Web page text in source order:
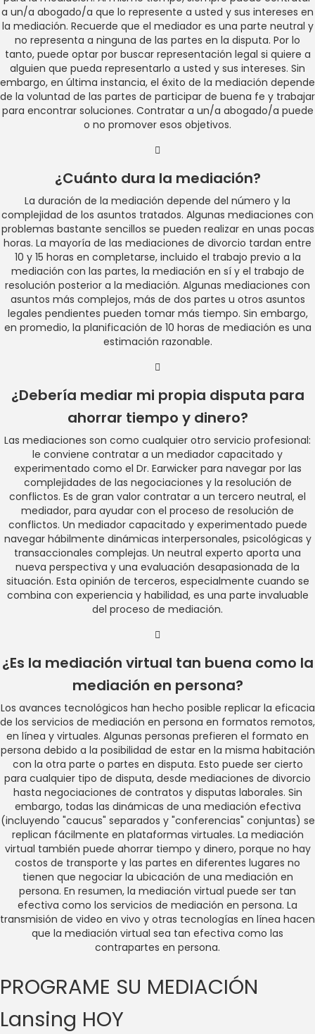
a un/a abogado/a que lo represente a usted y sus intereses en
la mediación. Recuerde que el mediador es una parte neutral y
no representa a ninguna de las partes en la disputa. Por lo
tanto, puede optar por buscar representación legal si quiere a
alguien que pueda representarlo a usted y sus intereses. Sin
embargo, en última instancia, el éxito de la mediación depende
de la voluntad de las partes de participar de buena fe y trabajar
para encontrar soluciones. Contratar a un/a abogado/a puede
o no promover esos objetivos.
¿Cuánto dura la mediación?
La duración de la mediación depende del número y la
complejidad de los asuntos tratados. Algunas mediaciones con
problemas bastante sencillos se pueden realizar en unas pocas
horas. La mayoría de las mediaciones de divorcio tardan entre
10 y 15 horas en completarse, incluido el trabajo previo a la
mediación con las partes, la mediación en sí y el trabajo de
resolución posterior a la mediación. Algunas mediaciones con
asuntos más complejos, más de dos partes u otros asuntos
legales pendientes pueden tomar más tiempo. Sin embargo,
en promedio, la planificación de 10 horas de mediación es una
estimación razonable.
¿Debería mediar mi propia disputa para
ahorrar tiempo y dinero?
Las mediaciones son como cualquier otro servicio profesional:
le conviene contratar a un mediador capacitado y
experimentado como el Dr. Earwicker para navegar por las
complejidades de las negociaciones y la resolución de
conflictos. Es de gran valor contratar a un tercero neutral, el
mediador, para ayudar con el proceso de resolución de
conflictos. Un mediador capacitado y experimentado puede
navegar hábilmente dinámicas interpersonales, psicológicas y
transaccionales complejas. Un neutral experto aporta una
nueva perspectiva y una evaluación desapasionada de la
situación. Esta opinión de terceros, especialmente cuando se
combina con experiencia y habilidad, es una parte invaluable
del proceso de mediación.
¿Es la mediación virtual tan buena como la
mediación en persona?
Los avances tecnológicos han hecho posible replicar la eficacia
de los servicios de mediación en persona en formatos remotos,
en línea y virtuales. Algunas personas prefieren el formato en
persona debido a la posibilidad de estar en la misma habitación
con la otra parte o partes en disputa. Esto puede ser cierto
para cualquier tipo de disputa, desde mediaciones de divorcio
hasta negociaciones de contratos y disputas laborales. Sin
embargo, todas las dinámicas de una mediación efectiva
(incluyendo "caucus" separados y "conferencias" conjuntas) se
replican fácilmente en plataformas virtuales. La mediación
virtual también puede ahorrar tiempo y dinero, porque no hay
costos de transporte y las partes en diferentes lugares no
tienen que negociar la ubicación de una mediación en
persona. En resumen, la mediación virtual puede ser tan
efectiva como los servicios de mediación en persona. La
transmisión de video en vivo y otras tecnologías en línea hacen
que la mediación virtual sea tan efectiva como las
contrapartes en persona.
PROGRAME SU MEDIACIÓN
Lansing HOY